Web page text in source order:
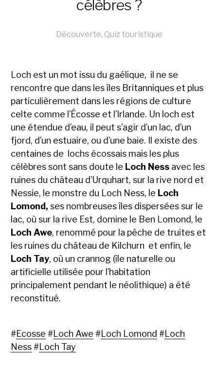
célèbres ?
Découverte, Quiz touristique
Loch est un mot issu du gaélique, il ne se
rencontre que dans les îles Britanniques et plus
particulièrement dans les régions de culture
celte comme l’Écosse et l’Irlande. Un loch est
une étendue d’eau, il peut s’agir d’un lac, d’un
fjord, d’un estuaire, ou d’une baie. Il existe des
centaines de lochs écossais mais les plus
célèbres sont sans doute le Loch Ness avec les
ruines du château d’Urquhart, sur la rive nord et
Nessie, le monstre du Loch Ness, le Loch
Lomond,ses nombreuses îles dispersées sur le
lac, où sur la rive Est, domine le Ben Lomond, le
Loch Awe, renommé pour la pêche de truites et
les ruines du château de Kilchurn et enfin, le
Loch Tay, où un crannog (île naturelle ou
artificielle utilisée pour l’habitation
principalement pendant le néolithique) a été
reconstitué.
#Ecosse #Loch Awe #Loch Lomond #Loch
Ness #Loch Tay